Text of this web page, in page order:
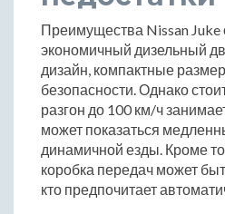
Преимущества Nissan Juke
экономичный дизельный
дизайн, компактные
безопасности. Однако
разгон до 100 км/ч
может показаться
динамичной езды. Кроме
коробка передач может
кто предпочитает